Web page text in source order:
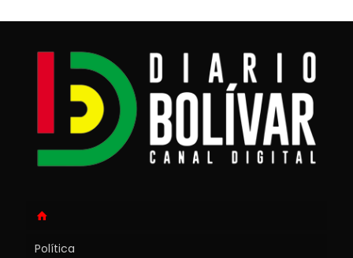
Política